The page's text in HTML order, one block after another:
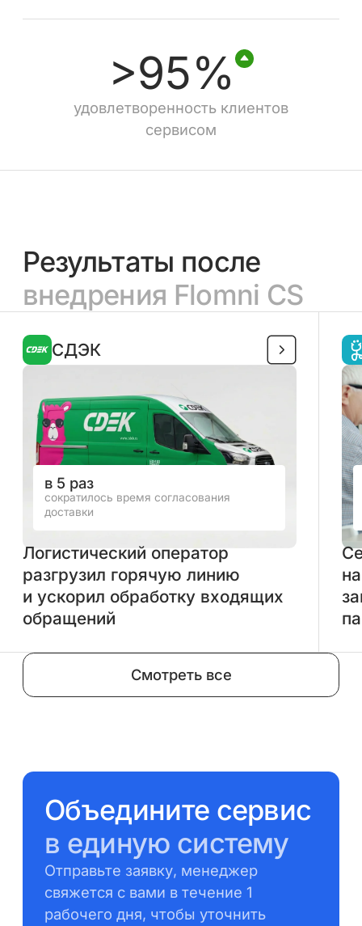
>95%
удовлетворенность клиентов
сервисом
Результаты после
внедрения Flomni CS
СДЭК
в 5 раз
сократилось время согласования
доставки
Логистический оператор
разгрузил горячую линию
и ускорил обработку входящих
обращений
Смотреть все
Объедините сервис
в единую систему
Отправьте заявку, менеджер
свяжется с вами в течение 1
рабочего дня, чтобы уточнить